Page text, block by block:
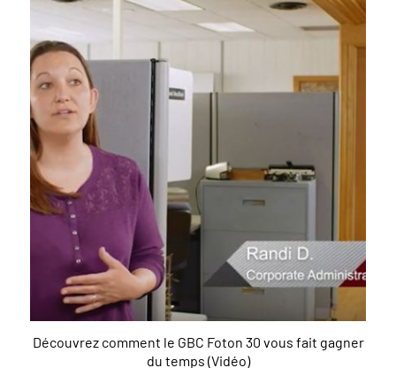
Découvrez comment le GBC Foton 30 vous fait gagner
du temps (Vidéo)